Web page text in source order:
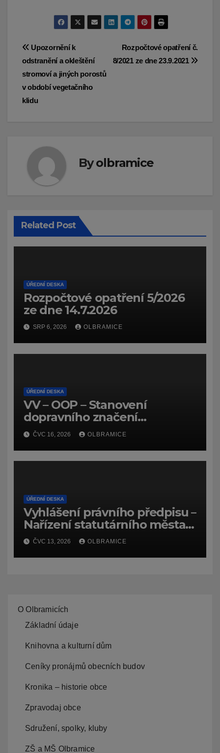
Navigace
pro
příspěvek
Rozpočtové opatření č.
8/2021 ze dne 23.9.2021
Upozornění k
odstranění a okleštění
stromoví a jiných porostů
v období vegetačního
klidu
Byolbramice
Related Post
ÚŘEDNÍ DESKA
Rozpočtové opatření 5/2026
ze dne 14.7.2026
SRP 6, 2026 OLBRAMICE
ÚŘEDNÍ DESKA
VV – OOP – Stanovení
dopravního značení
(dočasného) č.
7159/26/Olbramice
ČVC 16, 2026 OLBRAMICE
ÚŘEDNÍ DESKA
Vyhlášení právního předpisu –
Nařízení statutárního města
Ostravy, o záměru zadat
zpracování lesních
hospodářských budov
ČVC 13, 2026 OLBRAMICE
O Olbramicích
Základní údaje
Knihovna a kulturní dům
Ceníky pronájmů obecních budov
Kronika – historie obce
Zpravodaj obce
Sdružení, spolky, kluby
ZŠ a MŠ Olbramice